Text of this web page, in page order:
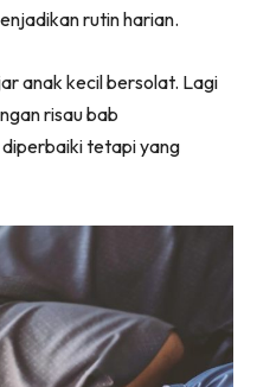
rutin harian.
anak kecil bersolat. Lagi
risau bab
tetapi yang